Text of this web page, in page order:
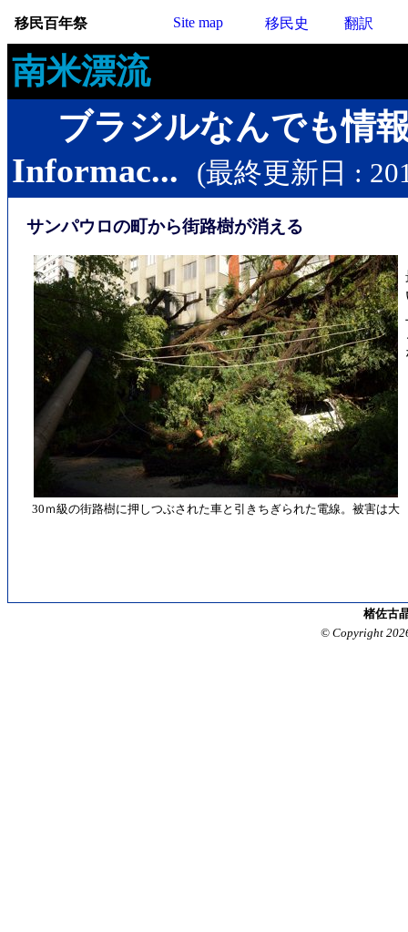
移民百年祭 Site map 移民史 翻訳
南米漂流
ブラジルなんでも情
Informac...
(最終更新日 :
サンパウロの町から街路樹が消える
30ｍ級の街路樹に押しつぶされた車と引きちぎられた電線。被害は大
楮佐古
© Copyright